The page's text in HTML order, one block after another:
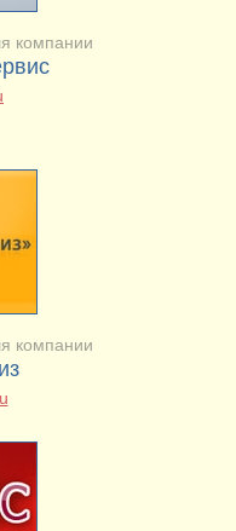
компании
компании